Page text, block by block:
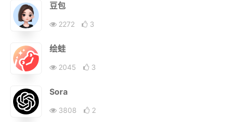
豆包
2272 3
绘蛙
2045 3
Sora
3808 2